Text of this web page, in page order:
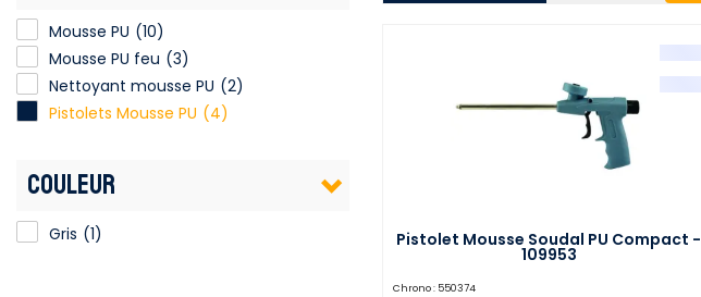
Mousse PU (10)
Mousse PU feu (3)
Nettoyant mousse PU (2)
Pistolets Mousse PU (4)
COULEUR
Gris (1) Pistolet Mousse Soudal PU Compact -
109953
Chrono : 550374